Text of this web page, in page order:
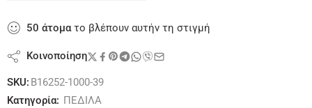
50 άτοματο βλέπουν αυτήν τη στιγμή
Κοινοποίηση
SKU: B16252-1000-39
Κατηγορία: ΠΕΔΙΛΑ